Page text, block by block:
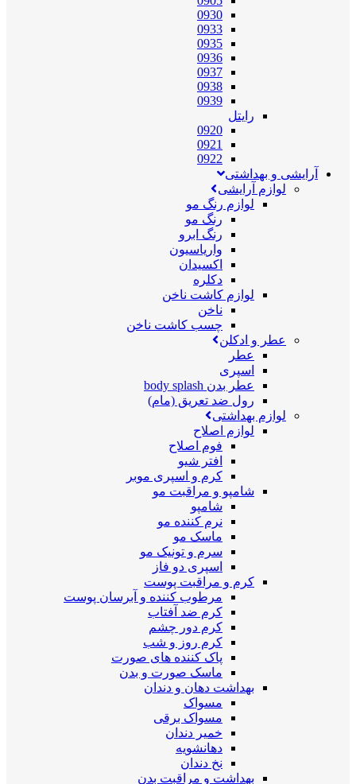
0930
0933
0935
0936
0937
0938
0939
رایتل
0920
0921
0922
آرایشی و بهداشتی
لوازم آرایشی
لوازم رنگ مو
رنگ مو
رنگ ابرو
واریاسیون
اکسیدان
دکلره
لوازم کاشت ناخن
ناخن
چسب کاشت ناخن
عطر و ادکلن
عطر
اسپری
عطر بدن body splash
رول ضد تعریق (مام)
لوازم بهداشتی
لوازم اصلاح
فوم اصلاح
افتر شیو
کرم و اسپری موبر
شامپو و مراقبت مو
شامپو
نرم کننده مو
ماسک مو
سرم و تونیک مو
اسپری دو فاز
کرم و مراقبت پوست
مرطوب کننده و آبرسان پوست
کرم ضد آفتاب
کرم دور چشم
کرم روز و شب
پاک کننده های صورت
ماسک صورت و بدن
بهداشت دهان و دندان
مسواک
مسواک برقی
خمیر دندان
دهانشویه
نخ دندان
بهداشت و مراقبت بدن